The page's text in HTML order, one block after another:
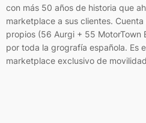
con más 50 años de historia que
marketplace a sus clientes.
propios (56 Aurgi + 55 MotorTown
por toda la grografía española. Es
marketplace exclusivo de